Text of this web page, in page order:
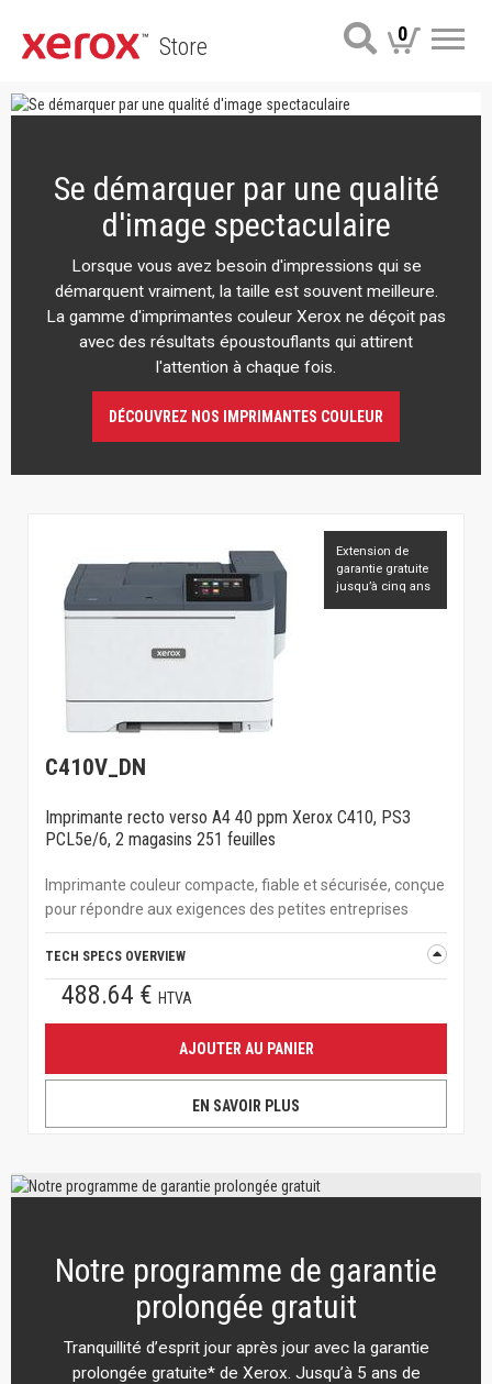
Store 0
Se démarquer par une qualité
d'image spectaculaire
Lorsque vous avez besoin d'impressions qui se
démarquent vraiment, la taille est souvent meilleure.
La gamme d'imprimantes couleur Xerox ne déçoit pas
avec des résultats époustouflants qui attirent
l'attention à chaque fois.
DÉCOUVREZ NOS IMPRIMANTES COULEUR
Extension de
garantie gratuite
jusqu’à cinq ans
C410V_DN
Imprimante recto verso A4 40 ppm Xerox C410, PS3
PCL5e/6, 2 magasins 251 feuilles
Imprimante couleur compacte, fiable et sécurisée, conçue
pour répondre aux exigences des petites entreprises
TECH SPECS OVERVIEW
488.64 € HTVA
AJOUTER AU PANIER
EN SAVOIR PLUS
Notre programme de garantie
prolongée gratuit
Tranquillité d’esprit jour après jour avec la garantie
prolongée gratuite* de Xerox. Jusqu’à 5 ans de